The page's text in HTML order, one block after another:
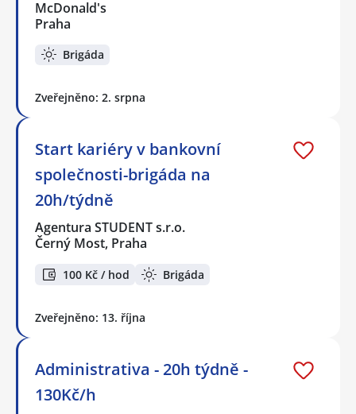
McDonald's
Praha
Brigáda
Zveřejněno: 2. srpna
Start kariéry v bankovní
společnosti-brigáda na
20h/týdně
Agentura STUDENT s.r.o.
Černý Most, Praha
100 Kč / hod Brigáda
Zveřejněno: 13. října
Administrativa - 20h týdně -
130Kč/h